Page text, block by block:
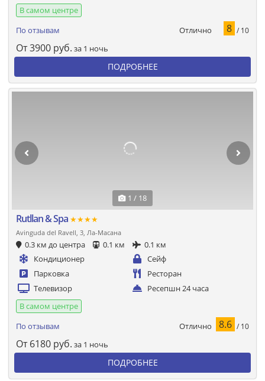
В самом центре
По отзывам
Отлично 8 / 10
От3900 руб. за 1 ночь
ПОДРОБНЕЕ
1 / 18
Rutllan & Spa ★★★★
Avinguda del Ravell, 3, Ла-Масана
0.3 км до центра 0.1 км
0.1 км
Кондиционер
Сейф
Парковка
Ресторан
Телевизор
Ресепшн 24 часа
В самом центре
По отзывам
Отлично 8.6 / 10
От 6180 руб. за 1 ночь
ПОДРОБНЕЕ